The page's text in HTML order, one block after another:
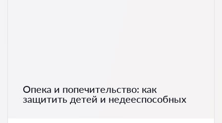
Опека и попечительство: как
защитить детей и недееспособных